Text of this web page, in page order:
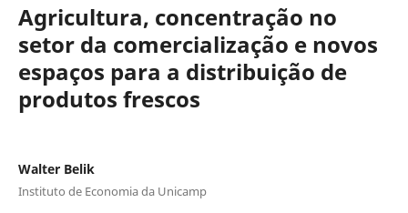
Agricultura, concentração no
setor da comercialização e novos
espaços para a distribuição de
produtos frescos
Walter Belik
Instituto de Economia da Unicamp